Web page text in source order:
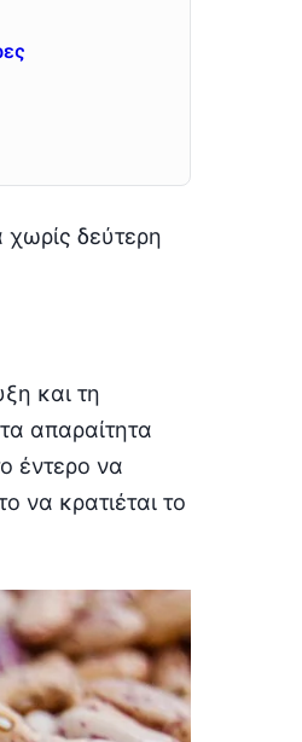
χωρίς δεύτερη
και τη
απαραίτητα
έντερο να
να κρατιέται το